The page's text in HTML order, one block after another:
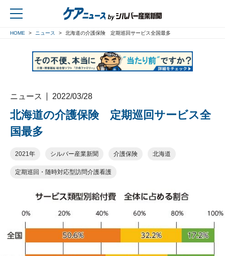
HOME ニュース 北海道の介護保険 定期巡回サービス全国最多
ニュース 2022/03/28
北海道の介護保険 定期巡回サービス全
国最多
2021年 シルバー産業新聞 介護保険 北海道
定期巡回・随時対応型訪問介護看護